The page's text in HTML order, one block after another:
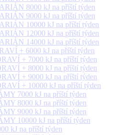
8000 kJ na příští týden
9000 kJ na příští týden
10000 kJ na příští týden
12000 kJ na příští týden
14000 kJ na příští týden
+ 6000 kJ na příští týden
+ 7000 kJ na příští týden
+ 8000 kJ na příští týden
+ 9000 kJ na příští týden
+ 10000 kJ na příští týden
7000 kJ na příští týden
8000 kJ na příští týden
9000 kJ na příští týden
10000 kJ na příští týden
kJ na příští týden